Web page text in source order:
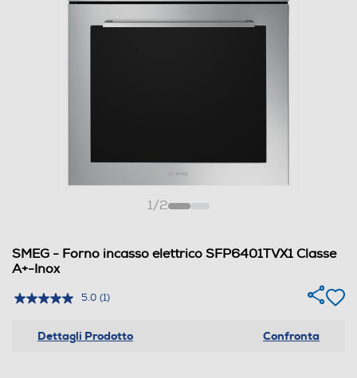
1/2
SMEG - Forno incasso elettrico SFP6401TVX1 Classe
A+-Inox
5.0 (1)
Dettagli Prodotto Confronta